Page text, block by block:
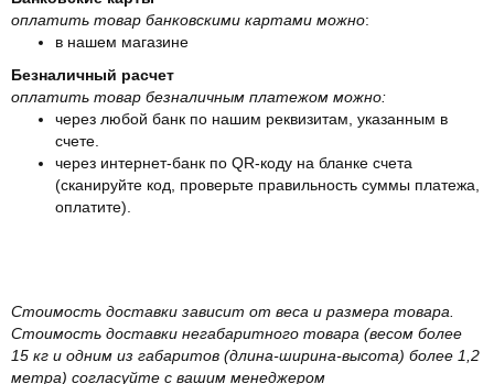
оплатить товар банковскими картами можно:
в нашем магазине
Безналичный расчет
оплатить товар безналичным платежом можно:
через любой банк по нашим реквизитам, указанным в
счете.
через интернет-банк по QR-коду на бланке счета
(сканируйте код, проверьте правильность суммы платежа,
оплатите).
Стоимость доставки зависит от веса и размера товара.
Стоимость доставки негабаритного товара (весом более
15 кг и одним из габаритов (длина-ширина-высота) более 1,2
метра) согласуйте с вашим менеджером